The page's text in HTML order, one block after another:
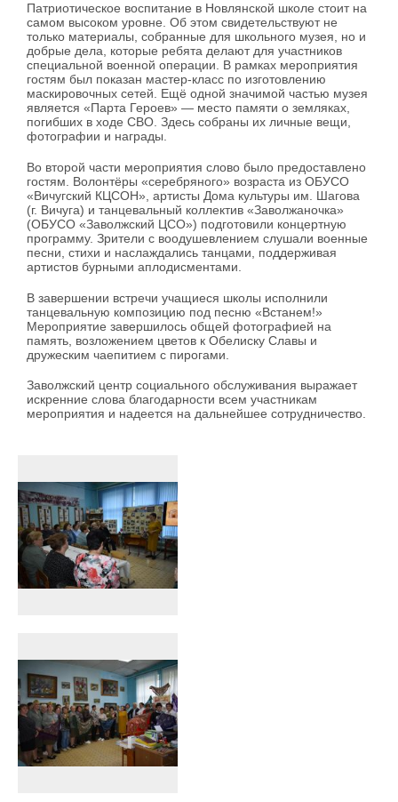
Патриотическое воспитание в Новлянской школе стоит на
самом высоком уровне. Об этом свидетельствуют не
только материалы, собранные для школьного музея, но и
добрые дела, которые ребята делают для участников
специальной военной операции. В рамках мероприятия
гостям был показан мастер‑класс по изготовлению
маскировочных сетей. Ещё одной значимой частью музея
является «Парта Героев» — место памяти о земляках,
погибших в ходе СВО. Здесь собраны их личные вещи,
фотографии и награды.
Во второй части мероприятия слово было предоставлено
гостям. Волонтёры «серебряного» возраста из ОБУСО
«Вичугский КЦСОН», артисты Дома культуры им. Шагова
(г. Вичуга) и танцевальный коллектив «Заволжаночка»
(ОБУСО «Заволжский ЦСО») подготовили концертную
программу. Зрители с воодушевлением слушали военные
песни, стихи и наслаждались танцами, поддерживая
артистов бурными аплодисментами.
В завершении встречи учащиеся школы исполнили
танцевальную композицию под песню «Встанем!»
Мероприятие завершилось общей фотографией на
память, возложением цветов к Обелиску Славы и
дружеским чаепитием с пирогами.
Заволжский центр социального обслуживания выражает
искренние слова благодарности всем участникам
мероприятия и надеется на дальнейшее сотрудничество.